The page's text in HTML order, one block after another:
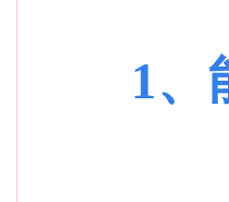
1、